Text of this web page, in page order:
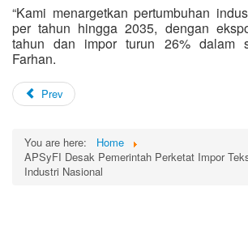
“Kami menargetkan pertumbuhan
per tahun hingga 2035, dengan
tahun dan impor turun 26% dalam
Farhan.
Prev
You are here:
Home
APSyFI Desak Pemerintah Perketat Impor
Industri Nasional